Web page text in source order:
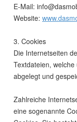
E-Mail:
Website:
3. Cookies
Die Internetseiten
Textdateien,
abgelegt und
Zahlreiche
eine sogenannte